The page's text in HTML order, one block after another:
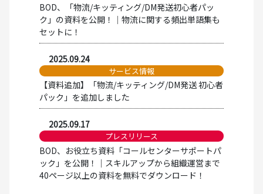
BOD、「物流/キッティング/DM発送初心者パッ
ク」の資料を公開！│物流に関する頻出単語集も
セットに！
2025.09.24
サービス情報
【資料追加】「物流/キッティング/DM発送 初心者
パック」を追加しました
2025.09.17
プレスリリース
BOD、お役立ち資料「コールセンターサポートパ
ック」を公開！│スキルアップから組織運営まで
40ページ以上の資料を無料でダウンロード！